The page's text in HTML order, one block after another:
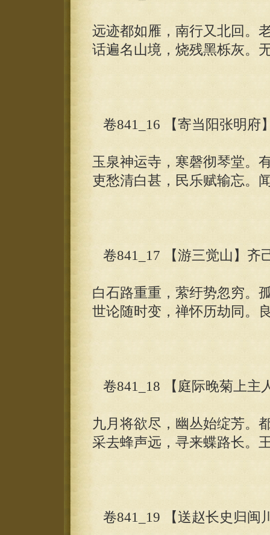
远迹都如雁，南行又北回。
话遍名山境，烧残黑栎灰。
卷841_16 【寄当阳张明府
玉泉神运寺，寒磬彻琴堂。
吏愁清白甚，民乐赋输忘。
卷841_17 【游三觉山】齐
白石路重重，萦纡势忽穷。
世论随时变，禅怀历劫同。
卷841_18 【庭际晚菊上主
九月将欲尽，幽丛始绽芳。
采去蜂声远，寻来蝶路长。
卷841_19 【送赵长史归闽